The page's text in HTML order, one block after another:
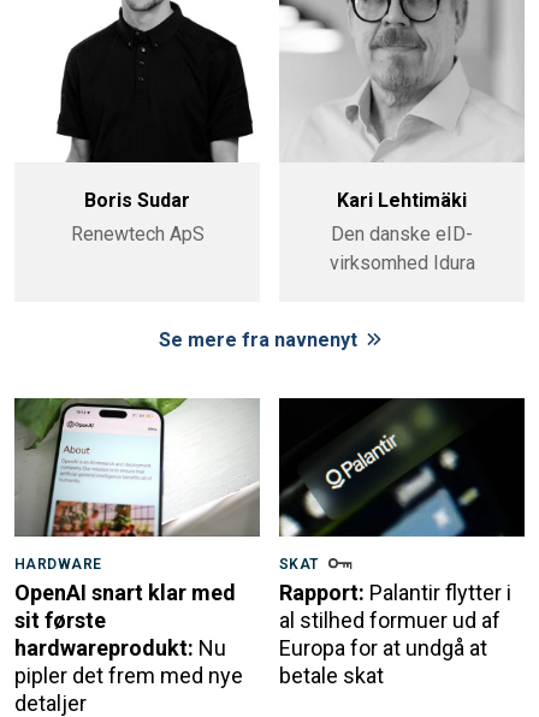
Boris Sudar
Renewtech ApS
Kari Lehtimäki
Den danske eID-
virksomhed Idura
Se mere fra navnenyt
HARDWARE
OpenAI snart klar med
sit første
hardwareprodukt: Nu
pipler det frem med nye
detaljer
SKAT
Rapport: Palantir flytter i
al stilhed formuer ud af
Europa for at undgå at
betale skat